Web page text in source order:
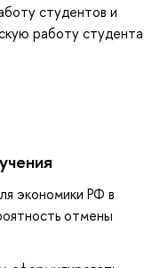
студентов и
работу студента
экономики РФ в
отмены